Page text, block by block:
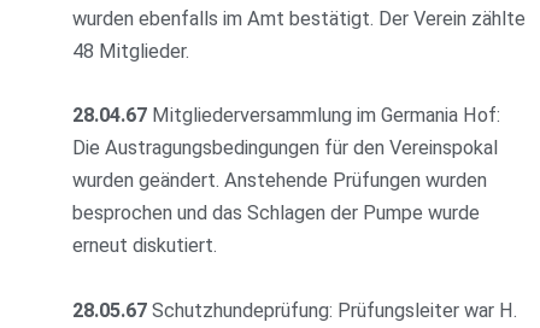
wurden ebenfalls im Amt bestätigt. Der Verein zählte
48 Mitglieder.
28.04.67 Mitgliederversammlung im Germania Hof:
Die Austragungsbedingungen für den Vereinspokal
wurden geändert. Anstehende Prüfungen wurden
besprochen und das Schlagen der Pumpe wurde
erneut diskutiert.
28.05.67 Schutzhundeprüfung: Prüfungsleiter war H.